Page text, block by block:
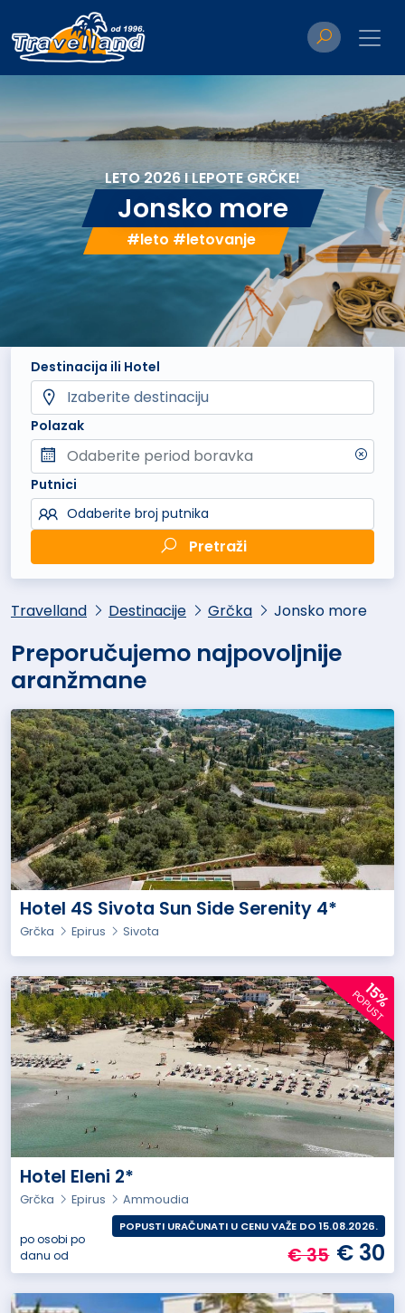
LETO 2026 I LEPOTE GRČKE!
Jonsko more
#leto #letovanje
Destinacija ili Hotel
Polazak
Putnici
Odaberite broj putnika
Pretraži
Travelland Destinacije Grčka Jonsko more
Preporučujemo najpovoljnije
aranžmane
Hotel 4S Sivota Sun Side Serenity 4*
Grčka Epirus Sivota
Hotel Eleni 2*
Grčka Epirus Ammoudia
po osobi po
danu od
POPUSTI URAČUNATI U CENU VAŽE DO 15.08.2026.
€ 35 € 30
15%
POPUST